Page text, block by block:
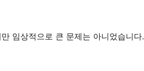
임상적으로 큰 문제는 아니었습니다.